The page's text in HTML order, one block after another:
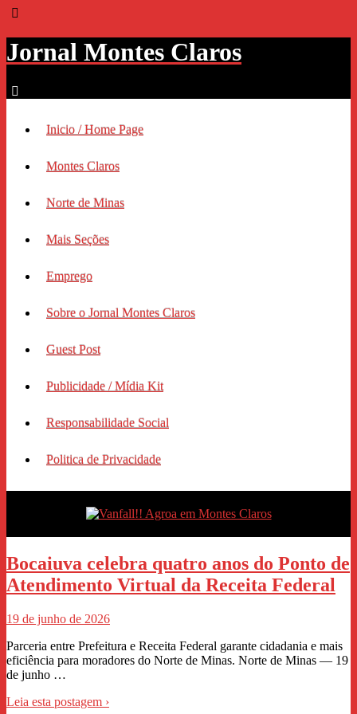
Jornal Montes Claros
Inicio / Home Page
Montes Claros
Norte de Minas
Mais Seções
Emprego
Sobre o Jornal Montes Claros
Guest Post
Publicidade / Mídia Kit
Responsabilidade Social
Politica de Privacidade
Bocaiuva celebra quatro anos do Ponto de
Atendimento Virtual da Receita Federal
19 de junho de 2026
Parceria entre Prefeitura e Receita Federal garante cidadania e mais
eficiência para moradores do Norte de Minas. Norte de Minas — 19
de junho …
Leia esta postagem ›